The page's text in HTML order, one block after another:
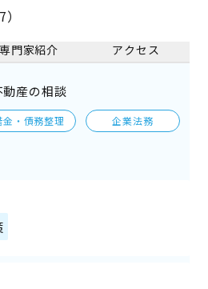
専門家紹介 アクセス
動産の相談
金・債務整理 企業法務